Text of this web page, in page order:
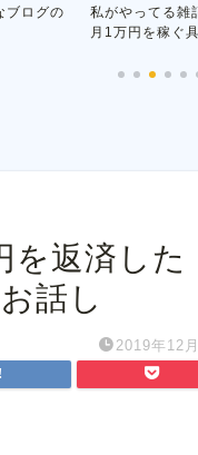
無理なく
...
会社に副業が
で聞いてきた
を返済した
話し
2019年12